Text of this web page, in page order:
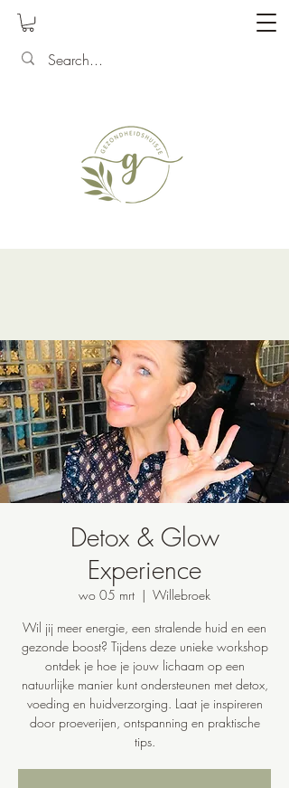
Detox & Glow
Experience
wo 05 mrt
  |
Willebroek
Wil jij meer energie, een stralende huid en een
gezonde boost? Tijdens deze unieke workshop
ontdek je hoe je jouw lichaam op een
natuurlijke manier kunt ondersteunen met detox,
voeding en huidverzorging. Laat je inspireren
door proeverijen, ontspanning en praktische
tips.